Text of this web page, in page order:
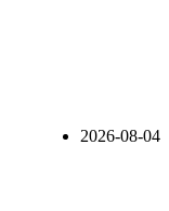
2026-08-04